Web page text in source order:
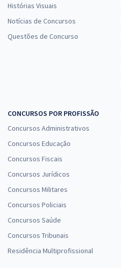
Histórias Visuais
Notícias de Concursos
Questões de Concurso
CONCURSOS POR PROFISSÃO
Concursos Administrativos
Concursos Educação
Concursos Fiscais
Concursos Jurídicos
Concursos Militares
Concursos Policiais
Concursos Saúde
Concursos Tribunais
Residência Multiprofissional